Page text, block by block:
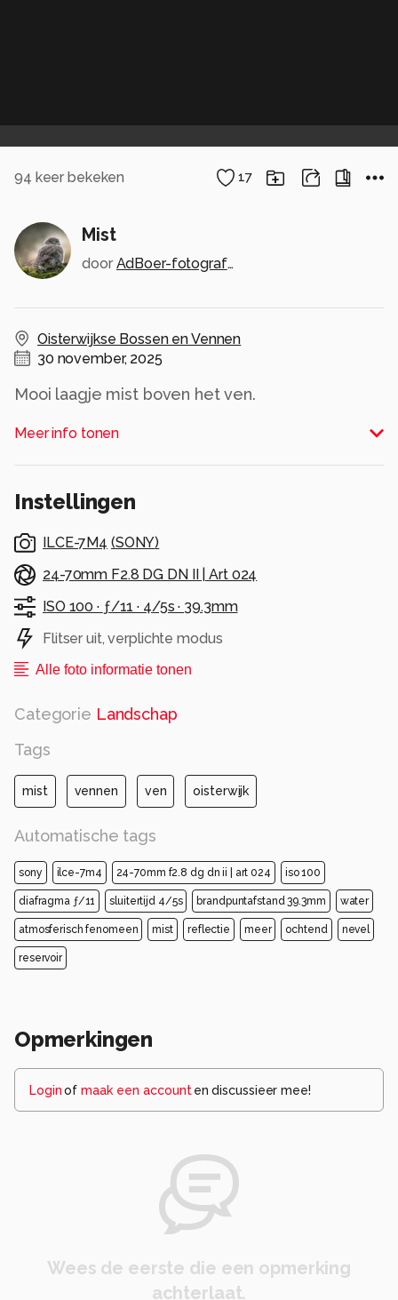
94 keer bekeken 17
Mist
door AdBoer-fotografie
Oisterwijkse Bossen en Vennen
30 november, 2025
Mooi laagje mist boven het ven.
Alle rechten voorbehouden
Meer info tonen
Instellingen
ILCE-7M4 (SONY)
24-70mm F2.8 DG DN II | Art 024
ISO 100 · ƒ/11 · 4/5s · 39.3mm
Flitser uit, verplichte modus
Alle foto informatie tonen
Categorie Landschap
Tags
mist vennen ven oisterwijk
Automatische tags
sony ilce-7m4 24-70mm f2.8 dg dn ii | art 024 iso 100
diafragma ƒ/11 sluitertijd 4/5s brandpuntafstand 39.3mm water
atmosferisch fenomeen mist reflectie meer ochtend nevel
reservoir
Opmerkingen
Loginof maak een account en discussieer mee!
Wees de eerste die een opmerking
achterlaat.